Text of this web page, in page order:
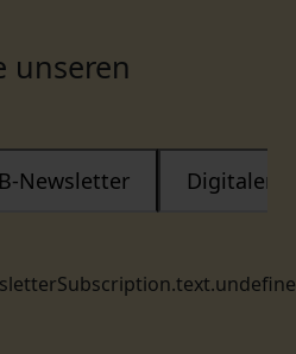
unseren
Newsletter Digitaler